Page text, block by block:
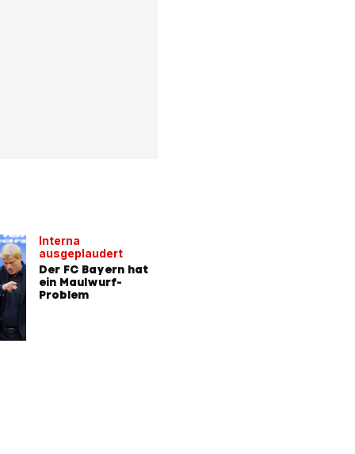
Interna
ausgeplaudert
Der FC Bayern hat
ein Maulwurf-
Problem